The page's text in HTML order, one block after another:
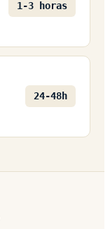
1-3 horas
24-48h